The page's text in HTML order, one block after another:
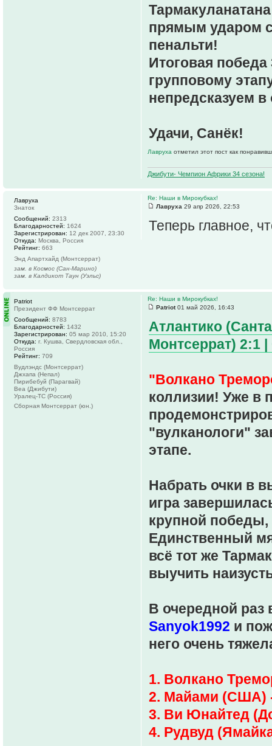
прямым ударом
пенальти!
Итоговая
групповому
непредсказуем
Удачи, Санёк!
Лавруха отметил этот пост как
Джибути- Чемпион Африки 34 сезона!
Re: Наши в Мирокубках!
Лавруха 29 апр 2026, 22:53
Теперь главное,
Лавруха
Знаток
Сообщений: 2313
Благодарностей: 1624
Зарегистрирован: 12 дек 2007, 23:30
Откуда: Москва, Россия
Рейтинг: 663
Энд Апартхайд (Монтсеррат)
зам. в Космос (Сан-Марино)
зам. в Калдикот Таун (Уэльс)
Re: Наши в Мирокубках!
Patriot01 май 2026, 16:43
Атлантико
Монтсеррат) 2:1 |
"Волкано
коллизии! Уже в
"вулканологи"
этапе.
Набрать очки в
игра
крупной победы,
Единственный
всё тот же
выучить
В очередной
Sanyok1992 и
него очень
1. Волкано
2. Майами (США)
3. Ви Юнайтед
4. Рудвуд
Patriot
Президент ФФ Монтсеррат
Сообщений: 8783
Благодарностей: 1432
Зарегистрирован: 05 мар 2010, 15:20
Откуда: г. Кушва, Свердловская обл.,
Россия
Рейтинг: 709
Вудлэндс (Монтсеррат)
Джхапа (Непал)
Пирибебуй (Парагвай)
Веа (Джибути)
Уралец-ТС (Россия)
Сборная Монтсеррат (юн.)